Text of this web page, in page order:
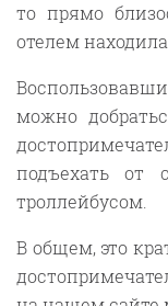
то прямо
отелем
можно
подъехать от
троллейбусом.
В общем, это